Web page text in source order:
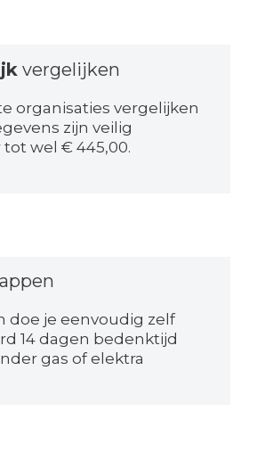
vergelijken
organisaties vergelijken
zijn veilig
tot wel € 445,00.
doe je eenvoudig zelf
14 dagen bedenktijd
gas of elektra